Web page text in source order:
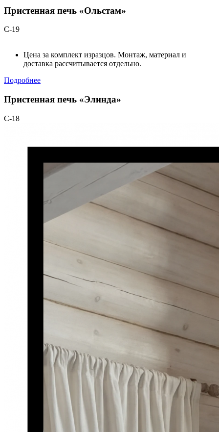
Пристенная печь «Ольстам»
С-19
Цена за комплект изразцов. Монтаж, материал и
доставка рассчитывается отдельно.
Подробнее
Пристенная печь «Элинда»
С-18